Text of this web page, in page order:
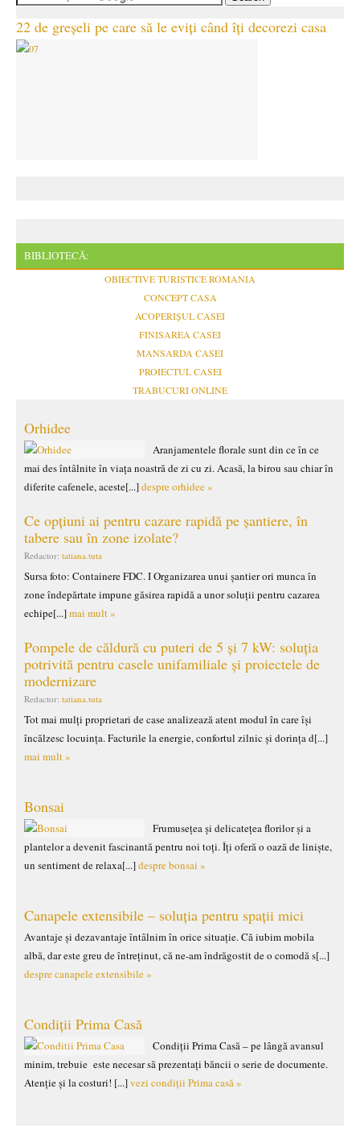
22 de greșeli pe care să le eviți când îți decorezi casa
BIBLIOTECĂ:
OBIECTIVE TURISTICE ROMANIA
CONCEPT CASA
ACOPERIȘUL CASEI
FINISAREA CASEI
MANSARDA CASEI
PROIECTUL CASEI
TRABUCURI ONLINE
Orhidee
Aranjamentele florale sunt din ce în ce
mai des întâlnite în viața noastră de zi cu zi. Acasă, la birou sau chiar în
diferite cafenele, aceste[...]despre orhidee »
Ce opțiuni ai pentru cazare rapidă pe șantiere, în
tabere sau în zone izolate?
Redactor: tatiana.tuta
Sursa foto: Containere FDC. I Organizarea unui șantier ori munca în
zone îndepărtate impune găsirea rapidă a unor soluții pentru cazarea
echipe[...]mai mult »
Pompele de căldură cu puteri de 5 și 7 kW: soluția
potrivită pentru casele unifamiliale și proiectele de
modernizare
Redactor: tatiana.tuta
Tot mai mulți proprietari de case analizează atent modul în care își
încălzesc locuința. Facturile la energie, confortul zilnic și dorința d[...]
mai mult »
Bonsai
Frumusețea și delicatețea florilor și a
plantelor a devenit fascinantă pentru noi toți. Îți oferă o oază de liniște,
un sentiment de relaxa[...]despre bonsai »
Canapele extensibile – soluția pentru spații mici
Avantaje și dezavantaje întâlnim în orice situație. Că iubim mobila
albă, dar este greu de întreținut, că ne-am îndrăgostit de o comodă s[...]
despre canapele extensibile »
Condiții Prima Casă
Condiții Prima Casă – pe lângă avansul
minim, trebuie este necesar să prezentați băncii o serie de documente.
Atenție și la costuri! [...]vezi condiții Prima casă »